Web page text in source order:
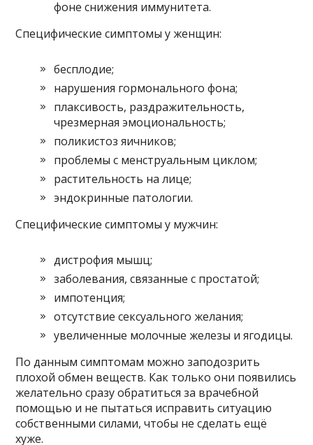
фоне снижения иммунитета.
Специфические симптомы у женщин:
бесплодие;
нарушения гормонального фона;
плаксивость, раздражительность,
чрезмерная эмоциональность;
поликистоз яичников;
проблемы с менструальным циклом;
растительность на лице;
эндокринные патологии.
Специфические симптомы у мужчин:
дистрофия мышц;
заболевания, связанные с простатой;
импотенция;
отсутствие сексуального желания;
увеличенные молочные железы и ягодицы.
По данным симптомам можно заподозрить
плохой обмен веществ. Как только они появились
желательно сразу обратиться за врачебной
помощью и не пытаться исправить ситуацию
собственными силами, чтобы не сделать ещё
хуже.